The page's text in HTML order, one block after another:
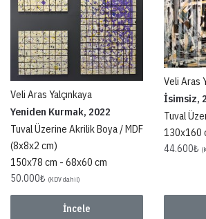
Veli Aras Yalçınkaya
Yeniden Kurmak, 2022
Tuval Üzerine Akrilik Boya / MDF
(8x8x2 cm)
150x78 cm - 68x60 cm
50.000₺ (KDV dahil)
İncele
Veli Aras
İsimsiz,
Tuval
130x160
44.600₺